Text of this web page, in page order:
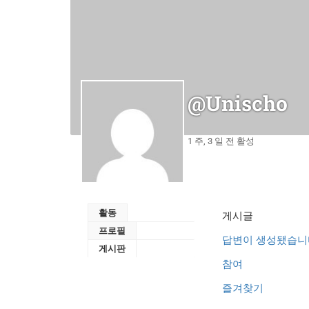
@unischo
1 주, 3 일 전 활성
활동
프로필
게시판
게시글
답변이 생성됐습
참여
즐겨찾기